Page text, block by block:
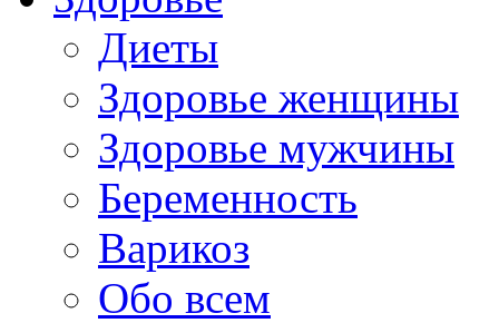
Диеты
Здоровье женщины
Здоровье мужчины
Беременность
Варикоз
Обо всем